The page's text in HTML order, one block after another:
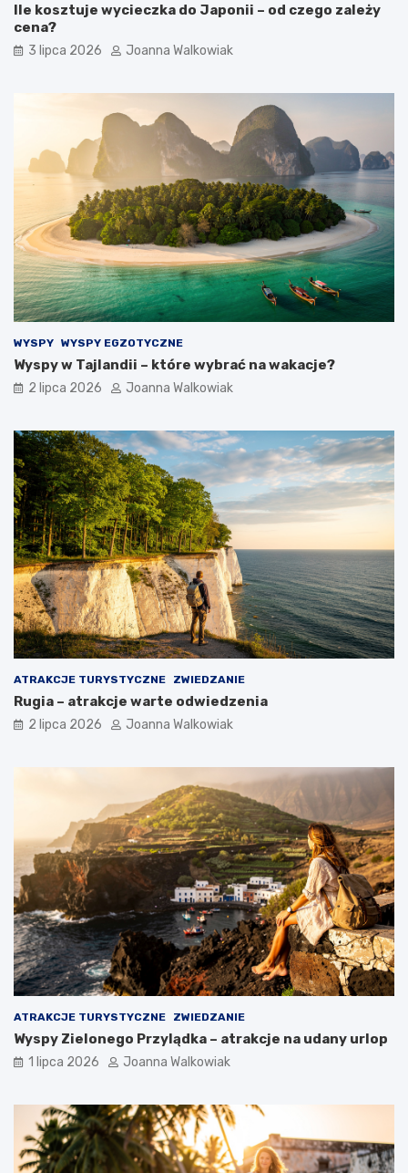
Ile kosztuje wycieczka do Japonii – od czego zależy
cena?
3 lipca 2026 Joanna Walkowiak
WYSPY WYSPY EGZOTYCZNE
Wyspy w Tajlandii – które wybrać na wakacje?
2 lipca 2026 Joanna Walkowiak
ATRAKCJE TURYSTYCZNE ZWIEDZANIE
Rugia – atrakcje warte odwiedzenia
2 lipca 2026 Joanna Walkowiak
ATRAKCJE TURYSTYCZNE ZWIEDZANIE
Wyspy Zielonego Przylądka – atrakcje na udany urlop
1 lipca 2026 Joanna Walkowiak